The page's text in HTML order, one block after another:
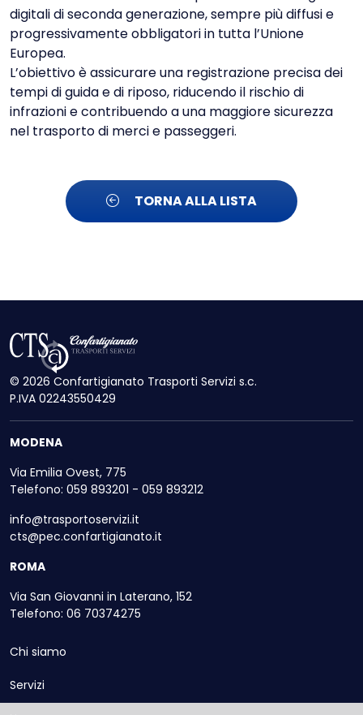
digitali di seconda generazione, sempre più diffusi e
progressivamente obbligatori in tutta l’Unione
Europea.
L’obiettivo è assicurare una registrazione precisa dei
tempi di guida e di riposo, riducendo il rischio di
infrazioni e contribuendo a una maggiore sicurezza
nel trasporto di merci e passeggeri.
TORNA ALLA LISTA
© 2026 Confartigianato Trasporti Servizi s.c.
P.IVA 02243550429
MODENA
Via Emilia Ovest, 775
Telefono: 059 893201 - 059 893212
info@trasportoservizi.it
cts@pec.confartigianato.it
ROMA
Via San Giovanni in Laterano, 152
Telefono: 06 70374275
Chi siamo
Servizi